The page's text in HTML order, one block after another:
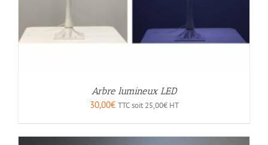
Arbre lumineux LED
30,00€ TTC soit 25,00€HT